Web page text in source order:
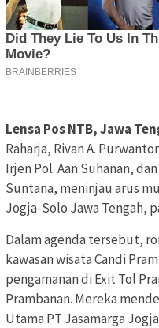
Lensa Pos NTB, Jawa
Raharja, Rivan A.
Irjen Pol. Aan Suhanan,
Suntana, meninjau arus
Jogja-Solo Jawa Tengah,
Dalam agenda tersebut,
kawasan wisata Candi
pengamanan di Exit Tol
Prambanan. Mereka
Utama PT Jasamarga